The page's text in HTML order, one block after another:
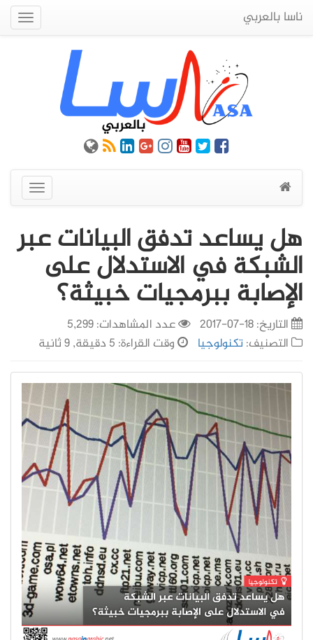
ناسا بالعربي
عرض
القائمة
هل يساعد تدفق البيانات عبر
الشبكة في الاستدلال على
الإصابة ببرمجيات خبيثة؟
التاريخ:18-07-2017
عدد المشاهدات: 5,299
التصنيف:تكنولوجيا وقت القراءة: 5 دقيقة, 9 ثانية